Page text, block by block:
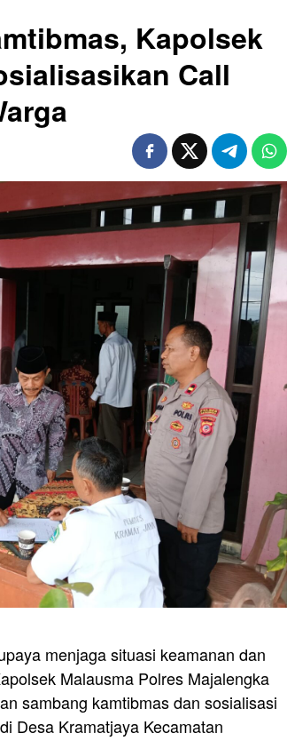
Kapolsek
Call
menjaga situasi keamanan dan
Malausma Polres Majalengka
sambang kamtibmas dan sosialisasi
Desa Kramatjaya Kecamatan